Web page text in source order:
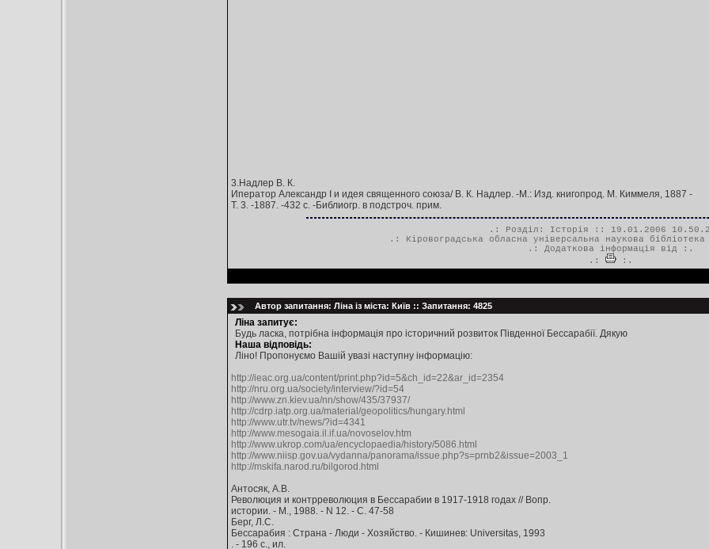
3.Надлер В. К.
Иператор Александр I и идея священного союза/ В. К. Надлер. -М.: Изд. книгопрод. М. Киммеля, 1887 -
Т. 3. -1887. -432 с. -Библиогр. в подстроч. прим.
.: Розділ: Історія :: 19.01.2006
.: Кіровоградська обласна універсальна наукова
.: Додаткова інформація від :.
.:
:.
Автор запитання: Ліна із міста: Київ :: Запитання: 4825
Ліна запитує:
Будь ласка, потрібна інформація про історичний розвиток Південної Бессарабії. Дякую
Наша відповідь:
Ліно! Пропонуємо Вашій увазі наступну інформацію:
http://ieac.org.ua/content/print.php?id=5&ch_id=22&ar_id=2354
http://nru.org.ua/society/interview/?id=54
http://www.zn.kiev.ua/nn/show/435/37937/
http://cdrp.iatp.org.ua/material/geopolitics/hungary.html
http://www.utr.tv/news/?id=4341
http://www.mesogaia.il.if.ua/novoselov.htm
http://www.ukrop.com/ua/encyclopaedia/history/5086.html
http://www.niisp.gov.ua/vydanna/panorama/issue.php?s=prnb2&issue=2003_1
http://mskifa.narod.ru/bilgorod.html
Антосяк, А.В.
Революция и контрреволюция в Бессарабии в 1917-1918 годах // Вопр.
истории. - М., 1988. - N 12. - С. 47-58
Берг, Л.С.
Бессарабия : Страна - Люди - Хозяйство. - Кишинев: Universitas, 1993
. - 196 с., ил.